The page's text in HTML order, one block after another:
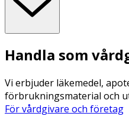
Handla som
Vi erbjuder läkemedel,
förbrukningsmaterial och
För vårdgivare och företag